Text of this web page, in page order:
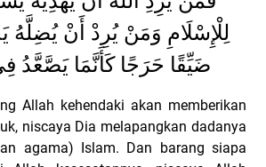
لِلْإِسْلَامِ وَمَنْ يُرِدْ أَنْ
ضَيِّقًا حَرَجًا كَأَنَّمَا يَصَّعَّدُ
Allah kehendaki akan memberikan
niscaya Dia melapangkan dadanya
agama) Islam. Dan barang siapa